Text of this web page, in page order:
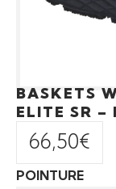
BASKETS
ELITE SR –
66,50€
POINTURE